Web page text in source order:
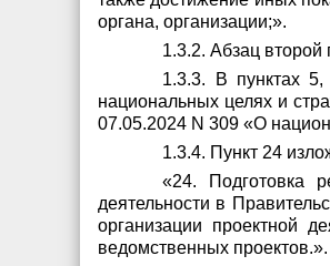
органа, организации;».
1.3.2. Абзац второй
1.3.3. В пунктах
национальных целях и
07.05.2024 N 309 «О
1.3.4. Пункт 24
«24. Подготовка
деятельности в
организации проектной
ведомственных проектов.».